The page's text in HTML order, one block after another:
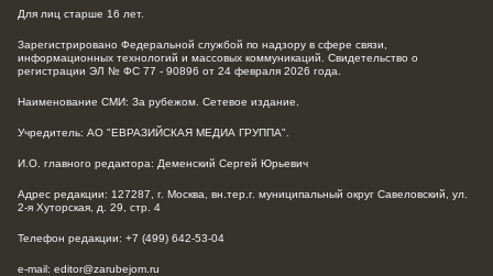
Для лиц старше 16 лет.
Зарегистрировано Федеральной службой по надзору в сфере связи,
информационных технологий и массовых коммуникаций. Свидетельство о
регистрации ЭЛ № ФС 77 - 90896 от 24 февраля 2026 года.
Наименование СМИ: За рубежом. Сетевое издание.
Учредитель: АО "ЕВРАЗИЙСКАЯ МЕДИА ГРУППА".
И.О. главного редактора: Деменский Сергей Юрьевич
Адрес редакции: 127287, г. Москва, вн.тер.г. муниципальный округ Савеловский, ул.
2-я Хуторская, д. 29, стр. 4
Телефон редакции: +7 (499) 642-53-04
e-mail: editor@zarubejom.ru